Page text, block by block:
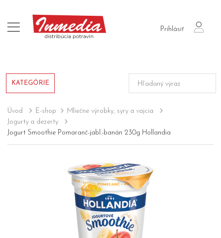
Prihlásiť
login
KATEGÓRIE
Úvod E-shop
Mliečne výrobky, syry a vajcia
Jogurty a dezerty
Jogurt Smoothie Pomaranč-jabl.-banán 230g Hollandia